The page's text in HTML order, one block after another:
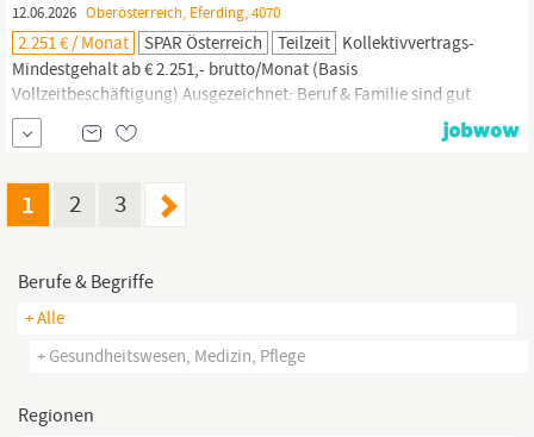
12.06.2026 Oberösterreich, Eferding, 4070
2.251 € / Monat SPAR Österreich Teilzeit Kollektivvertrags-
Mindestgehalt ab € 2.251,- brutto/Monat (Basis
Vollzeitbeschäftigung) Ausgezeichnet: Beruf & Familie sind gut
kombinierbar Unser höchstes Gut: Positive
Gesundheitsmaßnahmen
wohlfühlt – regional verankert, persönlich geführt Spaß im...
1 2 3
Berufe & Begriffe
+ Alle
+ Gesundheitswesen, Medizin, Pflege
Regionen